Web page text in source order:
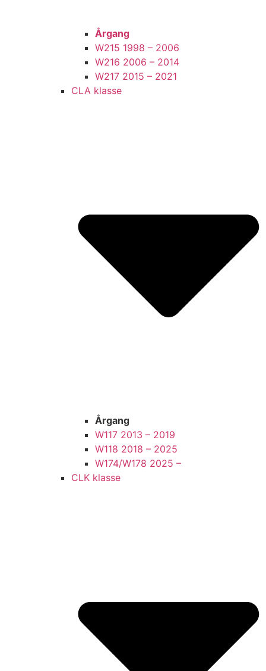
Årgang
W215 1998 – 2006
W216 2006 – 2014
W217 2015 – 2021
CLA klasse
Årgang
W117 2013 – 2019
W118 2018 – 2025
W174/W178 2025 –
CLK klasse